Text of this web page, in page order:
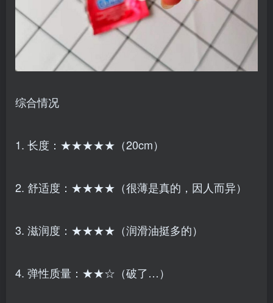
综合情况
1. 长度：★★★★★（20cm）
2. 舒适度：★★★★（很薄是真的，因人而异）
3. 滋润度：★★★★（润滑油挺多的）
4. 弹性质量：★★☆（破了…）